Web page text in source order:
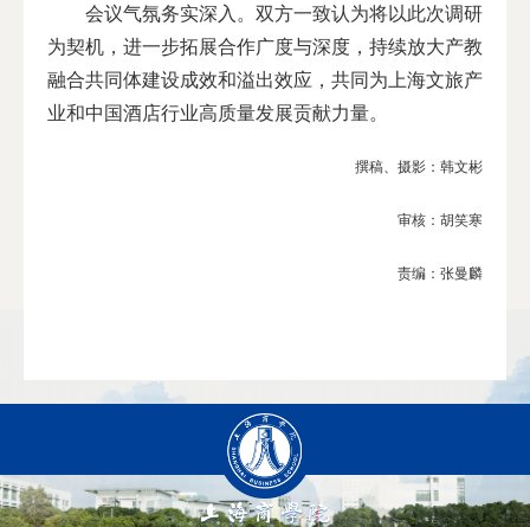
会议气氛务实深入。双方一致认为将以此次调研
为契机，进一步拓展合作广度与深度，持续放大产教
融合共同体建设成效和溢出效应，共同为上海文旅产
业和中国酒店行业高质量发展贡献力量。
撰稿、摄影：韩文彬
审核：胡笑寒
责编：张曼麟